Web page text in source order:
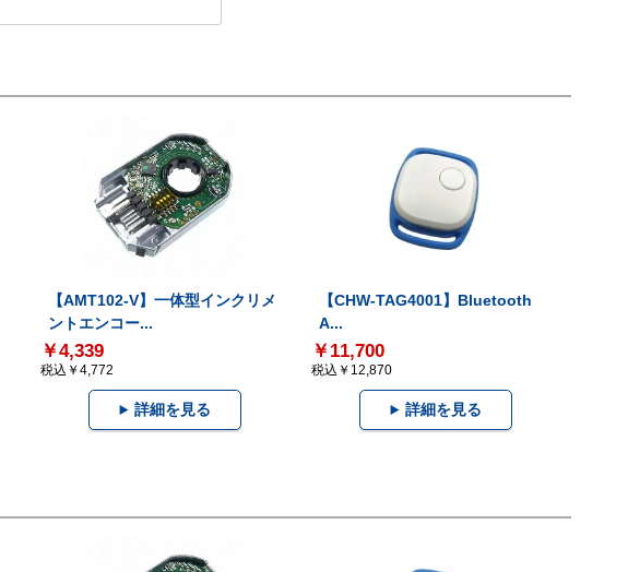
【AMT102-V】一体型インクリメ
ントエンコー...
￥4,339
税込￥4,772
詳細を見る
【CHW-TAG4001】Bluetooth
A...
￥11,700
税込￥12,870
詳細を見る